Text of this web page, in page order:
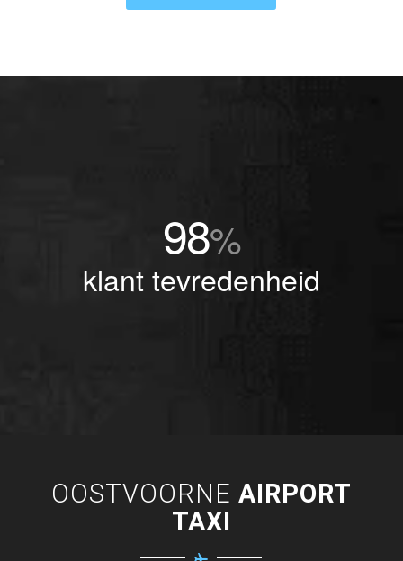
98%
klant tevredenheid
OOSTVOORNE AIRPORT
TAXI